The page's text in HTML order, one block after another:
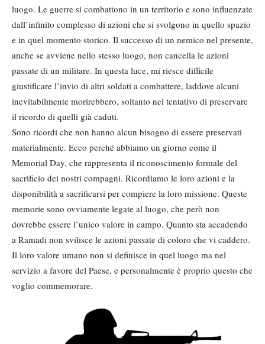
luogo. Le guerre si combattono in un territorio e sono influenzate
dall’infinito complesso di azioni che si svolgono in quello spazio
e in quel momento storico. Il successo di un nemico nel presente,
anche se avviene nello stesso luogo, non cancella le azioni
passate di un militare. In questa luce, mi riesce difficile
giustificare l’invio di altri soldati a combattere, laddove alcuni
inevitabilmente morirebbero, soltanto nel tentativo di preservare
il ricordo di quelli già caduti.
Sono ricordi che non hanno alcun bisogno di essere preservati
materialmente. Ecco perché abbiamo un giorno come il
Memorial Day, che rappresenta il riconoscimento formale del
sacrificio dei nostri compagni. Ricordiamo le loro azioni e la
disponibilità a sacrificarsi per compiere la loro missione. Queste
memorie sono ovviamente legate al luogo, che però non
dovrebbe essere l’unico valore in campo. Quanto sta accadendo
a Ramadi non svilisce le azioni passate di coloro che vi caddero.
Il loro valore umano non si definisce in quel luogo ma nel
servizio a favore del Paese, e personalmente è proprio questo che
voglio commemorare.